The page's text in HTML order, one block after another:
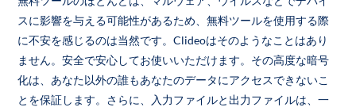
スに影響を与える可能性があるため、無料ツールを使用する際
に不安を感じるのは当然です。Clideoはそのようなことはあり
ません。安全で安心してお使いいただけます。その高度な暗号
化は、あなた以外の誰もあなたのデータにアクセスできないこ
とを保証します。さらに、入力ファイルと出力ファイルは、一